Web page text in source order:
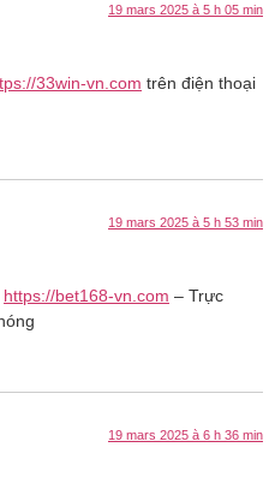
19 mars 2025 à 5 h 05 min
33win-vn.com trên điện thoại
19 mars 2025 à 5 h 53 min
https://bet168-vn.com – Trực
19 mars 2025 à 6 h 36 min